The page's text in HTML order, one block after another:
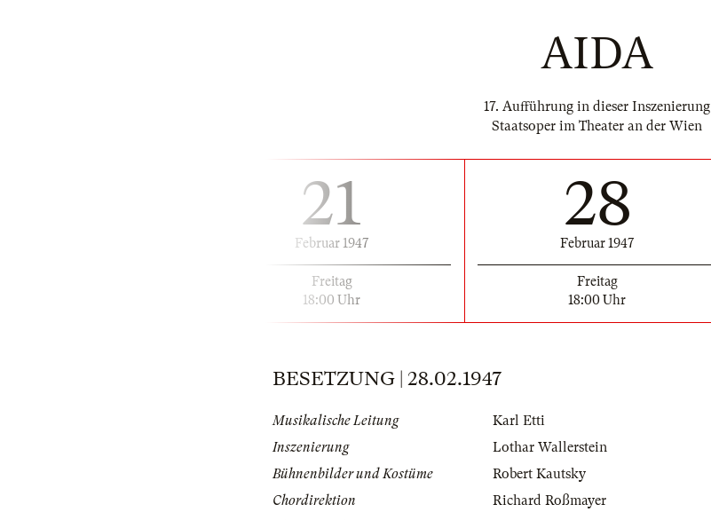
AIDA
17. Aufführung in dieser Inszenierung
Staatsoper im Theater an der Wien
21
Februar 1947
Freitag
18:00 Uhr
28
Februar 1947
Freitag
18:00 Uhr
BESETZUNG | 28.02.1947
Musikalische Leitung
Karl Etti
Inszenierung
Lothar Wallerstein
Bühnenbilder und Kostüme
Robert Kautsky
Chordirektion
Richard Roßmayer